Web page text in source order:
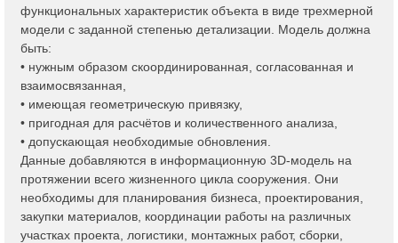
функциональных характеристик объекта в виде трехмерной
модели с заданной степенью детализации. Модель должна
быть:
• нужным образом скоординированная, согласованная и
взаимосвязанная,
• имеющая геометрическую привязку,
• пригодная для расчётов и количественного анализа,
• допускающая необходимые обновления.
Данные добавляются в информационную 3D-модель на
протяжении всего жизненного цикла сооружения. Они
необходимы для планирования бизнеса, проектирования,
закупки материалов, координации работы на различных
участках проекта, логистики, монтажных работ, сборки,